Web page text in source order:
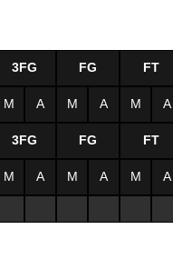
3FG FG FT
M A M A M A
3FG FG FT
M A M A M A